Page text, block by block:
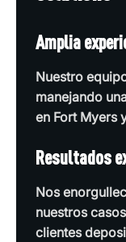
Amplia
Nuestro
manejando
en Fort Myers
Resultados
Nos
nuestros
clientes